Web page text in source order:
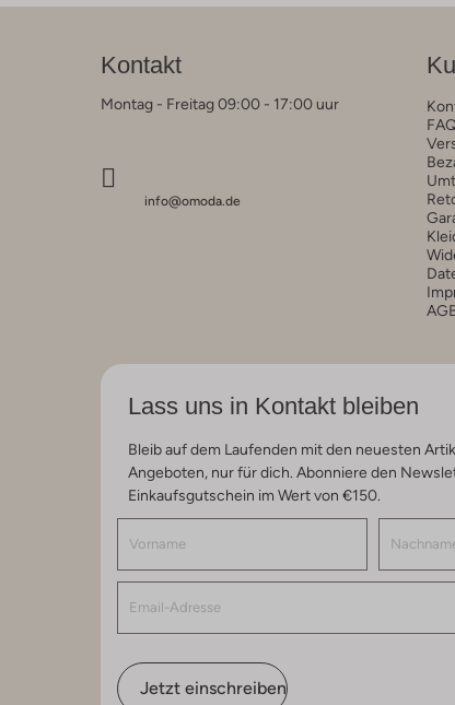
Kontakt
Montag - Freitag 09:00 - 17:00 uur
info@omoda.de
FAQ
Lass uns in Kontakt bleiben
Bleib auf dem Laufenden mit den neuesten
Angeboten, nur für dich. Abonniere den
Einkaufsgutschein im Wert von €150.
Jetzt einschreiben